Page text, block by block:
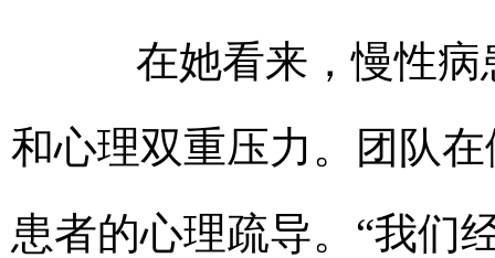
在她看来，慢性病
和心理双重压力。团队
患者的心理疏导。“我们